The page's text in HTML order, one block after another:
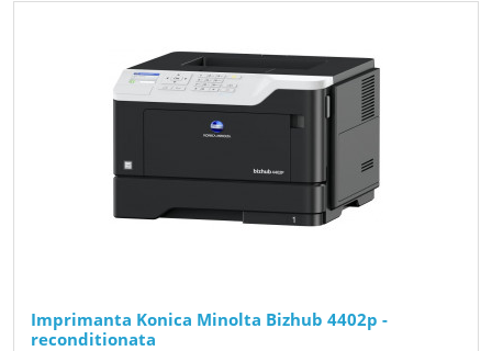
Imprimanta Konica Minolta Bizhub 4402p -
reconditionata